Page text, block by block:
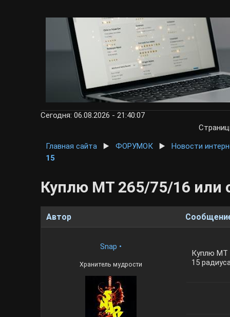
Сегодня: 06.08.2026 - 21:40:07
Главная сайта
▶️ФОРУМОК ▶️Новости
15
Куплю МТ 265/75/16 или
Автор
Snap •
Хранитель мудрости
Куплю МТ
15